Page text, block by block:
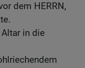
dem HERRN,
in die